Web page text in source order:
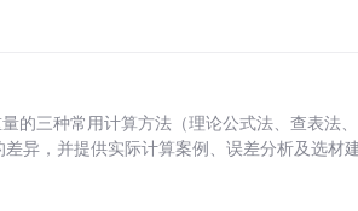
的三种常用计算方法（理论公式法、查表法
差异，并提供实际计算案例、误差分析及选材